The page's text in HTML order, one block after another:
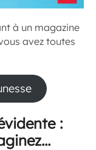
à un magazine
avez toutes
: